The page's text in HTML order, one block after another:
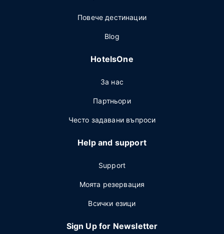
Повече дестинации
Blog
HotelsOne
За нас
Партньори
Често задавани въпроси
Help and support
Support
Моята резервация
Всички езици
Sign Up for Newsletter